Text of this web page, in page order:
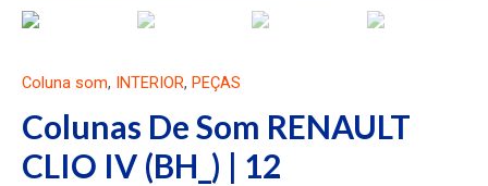
Coluna som, INTERIOR, PEÇAS
Colunas De Som RENAULT
CLIO IV (BH_) | 12